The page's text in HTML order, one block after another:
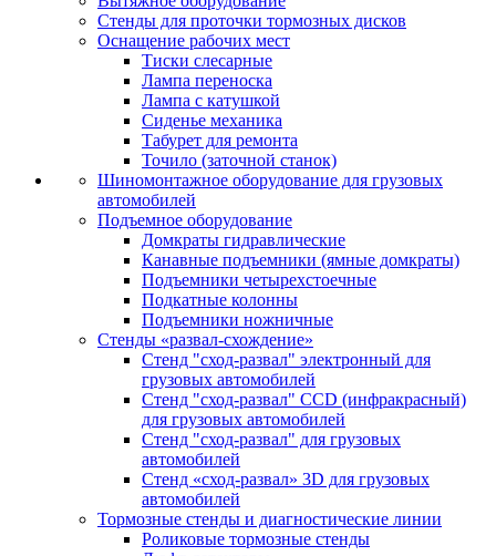
Стенды для проточки тормозных дисков
Оснащение рабочих мест
Тиски слесарные
Лампа переноска
Лампа с катушкой
Сиденье механика
Табурет для ремонта
Точило (заточной станок)
Шиномонтажное оборудование для грузовых
автомобилей
Подъемное оборудование
Домкраты гидравлические
Канавные подъемники (ямные домкраты)
Подъемники четырехстоечные
Подкатные колонны
Подъемники ножничные
Стенды «развал-схождение»
Стенд "сход-развал" электронный для
грузовых автомобилей
Стенд "сход-развал" CCD (инфракрасный)
для грузовых автомобилей
Стенд "сход-развал" для грузовых
автомобилей
Стенд «сход-развал» 3D для грузовых
автомобилей
Тормозные стенды и диагностические линии
Роликовые тормозные стенды